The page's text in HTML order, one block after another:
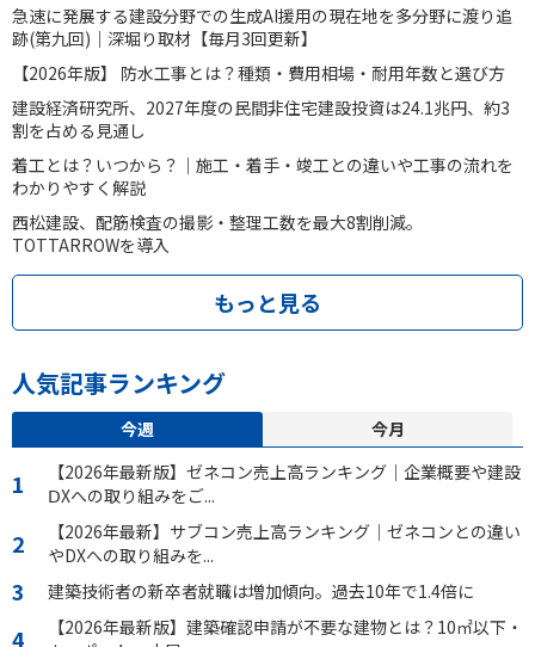
急速に発展する建設分野での生成AI援用の現在地を多分野に渡り追
跡(第九回)｜深堀り取材【毎月3回更新】
【2026年版】 防水工事とは？種類・費用相場・耐用年数と選び方
建設経済研究所、2027年度の民間非住宅建設投資は24.1兆円、約3
割を占める見通し
着工とは？いつから？｜施工・着手・竣工との違いや工事の流れを
わかりやすく解説
西松建設、配筋検査の撮影・整理工数を最大8割削減。
TOTTARROWを導入
もっと見る
人気記事ランキング
今週
今月
【2026年最新版】ゼネコン売上高ランキング｜企業概要や建設
ⅮXへの取り組みをご...
【2026年最新】サブコン売上高ランキング｜ゼネコンとの違い
やDXへの取り組みを...
建築技術者の新卒者就職は増加傾向。過去10年で1.4倍に
【2026年最新版】建築確認申請が不要な建物とは？10㎡以下・